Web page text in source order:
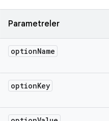
Parametreler
optionName
optionKey